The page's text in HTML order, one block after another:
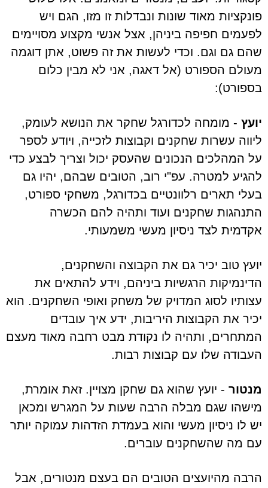
פונקציות מאוד שונות ונבדלות זו מזו, הגם ויש
לפעמים חפיפה ביניהן, אצל אנשי מקצוע מסויימים
שהם גם וגם. וכדי לעשות את זה פשוט, אתן דוגמה
מעולם הספורט (אל דאגה, אני לא מבין כלום
בספורט):
יועץ- מומחה לכדורגל שחקר את הנושא לעומק,
ליווה עשרות שחקנים וקבוצות לזכייה, ויודע לספר
על המהלכים הנכונים שהעסק יכול וצריך לבצע כדי
להגיע למטרה. עפ"י רוב, הטובים שבהם, יהיו גם
בעלי תארים רלוונטיים בכדורגל, משחקי ספורט,
התנהגות שחקנים ועוד ותהיה להם הכשרה
אקדמית לצד ניסיון מעשי משמעותי.
יועץ טוב יכיר גם את הקבוצה והשחקנים,
הדינמיקות הרגשיות ביניהם, וידע להתאים את
עצותיו לסוג המדויק של משחק ואופי השחקנים. הוא
יכיר את הקבוצות היריבות, ידע איך עובדים
המתחרים, ותהיה לו נקודת מבט רחבה מאוד מעצם
העבודה שלו עם קבוצות רבות.
מנטור- יועץ שהוא גם שחקן מצויין. זאת אומרת,
מישהו שגם מבלה הרבה שעות על המגרש ומכאן
יש לו ניסיון מעשי והוא בעמדת הזדהות עמוקה יותר
עם מה שהשחקנים עוברים.
הרבה מהיועצים הטובים הם בעצם מנטורים, אבל